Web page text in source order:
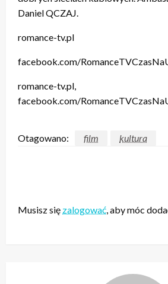
Daniel QCZAJ.
romance-tv.pl
facebook.com/
romance-tv.pl,
facebook.com/
Otagowano: film kultura
Musisz się zalogować, aby móc